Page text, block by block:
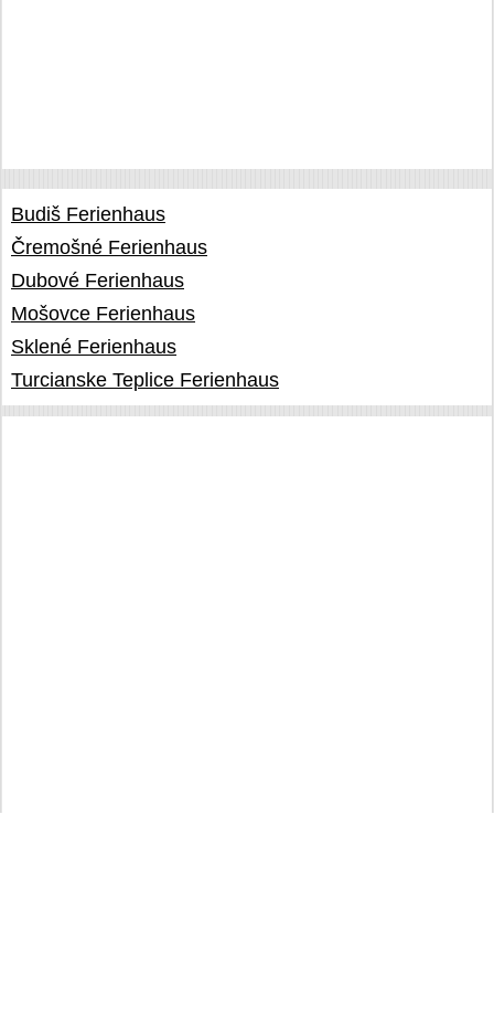
Budiš Ferienhaus
Čremošné Ferienhaus
Dubové Ferienhaus
Mošovce Ferienhaus
Sklené Ferienhaus
Turcianske Teplice Ferienhaus